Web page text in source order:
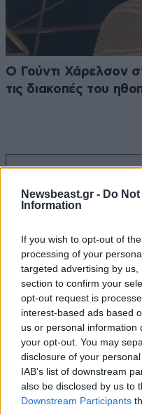
Newsbeast.gr - Do
Information
If you wish to opt-out of
processing of your
targeted advertising by
section to confirm your
opt-out request is
interest-based ads based
us or personal information
your opt-out. You may
disclosure of your
IAB’s list of downstream
also be disclosed by us to
Downstream Participants
Ο Γούντι Χάρελσον
τις διακοπές του
και μάθετε